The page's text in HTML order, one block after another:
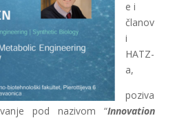
e i
članov
i
HATZ-
a,
poziva
pod nazivom “Innovation